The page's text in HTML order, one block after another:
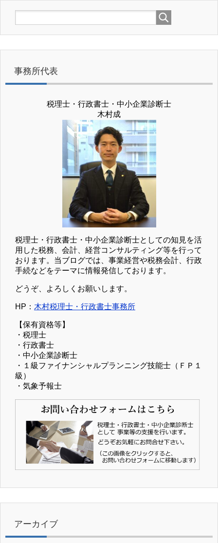
事務所代表
税理士・行政書士・中小企業診断士
木村成
税理士・行政書士・中小企業診断士としての知見を活
用した税務、会計、経営コンサルティング等を行って
おります。当ブログでは、事業経営や税務会計、行政
手続などをテーマに情報発信しております。
どうぞ、よろしくお願いします。
HP： 木村税理士・行政書士事務所
【保有資格等】
・税理士
・行政書士
・中小企業診断士
・１級ファイナンシャルプランニング技能士（ＦＰ１
級）
・気象予報士
アーカイブ